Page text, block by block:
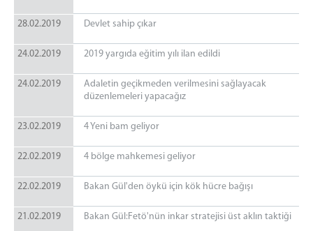
28.02.2019 Devlet sahip çıkar
24.02.2019 2019 yargıda eğitim yılı ilan edildi
24.02.2019
Adaletin geçikmeden verilmesini sağlayacak
düzenlemeleri yapacağız
23.02.2019 4 Yeni bam geliyor
22.02.2019 4 bölge mahkemesi geliyor
22.02.2019 Bakan Gül'den öykü için kök hücre bağışı
21.02.2019 Bakan Gül:Fetö'nün inkar stratejisi üst aklın taktiği